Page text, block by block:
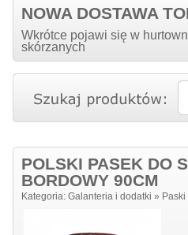
ZEGAR NAKLEJANY NA
ŚCIANĘ NEW 5013 BLACK
NOWA DOSTAWA
Wkrótce pojawi się w
skórzanych
POLSKI PASEK DO
BORDOWY 90CM
Kategoria: Galanteria i dodatki » Paski